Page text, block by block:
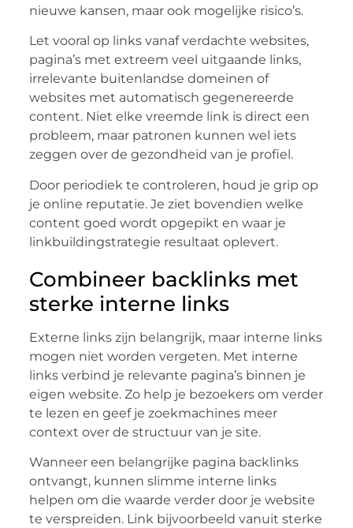
nieuwe kansen, maar ook mogelijke risico’s.
Let vooral op links vanaf verdachte websites,
pagina’s met extreem veel uitgaande links,
irrelevante buitenlandse domeinen of
websites met automatisch gegenereerde
content. Niet elke vreemde link is direct een
probleem, maar patronen kunnen wel iets
zeggen over de gezondheid van je profiel.
Door periodiek te controleren, houd je grip op
je online reputatie. Je ziet bovendien welke
content goed wordt opgepikt en waar je
linkbuildingstrategie resultaat oplevert.
Combineer backlinks met
sterke interne links
Externe links zijn belangrijk, maar interne links
mogen niet worden vergeten. Met interne
links verbind je relevante pagina’s binnen je
eigen website. Zo help je bezoekers om verder
te lezen en geef je zoekmachines meer
context over de structuur van je site.
Wanneer een belangrijke pagina backlinks
ontvangt, kunnen slimme interne links
helpen om die waarde verder door je website
te verspreiden. Link bijvoorbeeld vanuit sterke